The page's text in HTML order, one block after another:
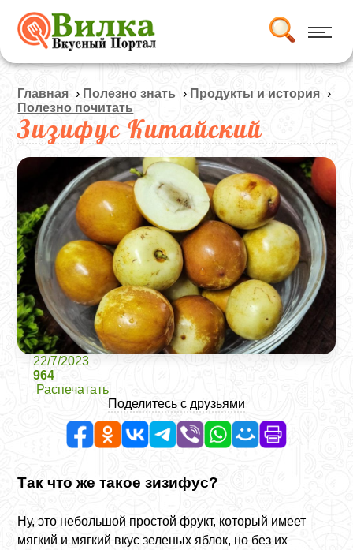
Главная › Полезно знать › Продукты и история ›
Полезно почитать
Зизифус Китайский
22/7/2023
964
Распечатать
Поделитесь с друзьями
Так что же такое зизифус?
Ну, это небольшой простой фрукт, который имеет
мягкий и мягкий вкус зеленых яблок, но без их